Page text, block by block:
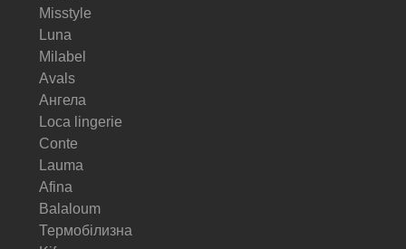
Misstyle
Luna
Milabel
Avals
Ангела
Loca lingerie
Conte
Lauma
Afina
Balaloum
Термобілизна